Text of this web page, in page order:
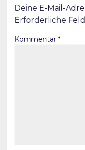
Deine E-Mail-
Erforderliche
Kommentar *